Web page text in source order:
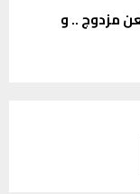
مزدوج .. و